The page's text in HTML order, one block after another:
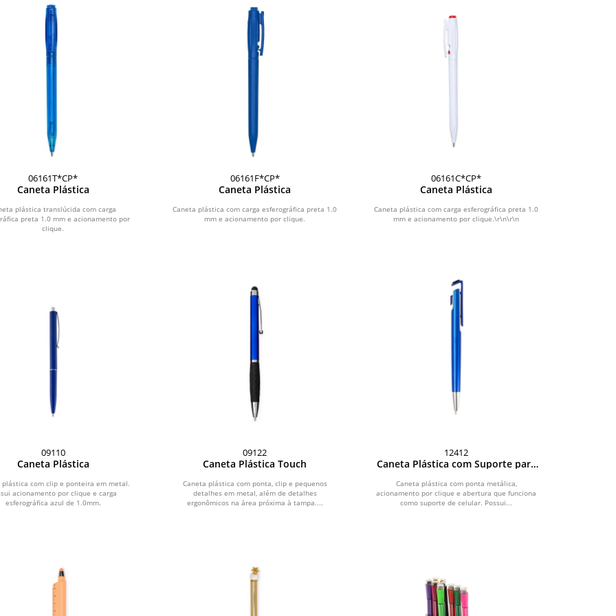
06161T*CP*
Caneta Plástica
plástica translúcida com carga
preta 1.0 mm e acionamento por
clique.
06161F*CP*
Caneta Plástica
Caneta plástica com carga esferográfica preta 1.0
mm e acionamento por clique.
06161C*CP*
Caneta Plástica
Caneta plástica com carga esferográfica preta 1.0
mm e acionamento por clique.\r\n\r\n
09110
Caneta Plástica
plástica com clip e ponteira em metal.
acionamento por clique e carga
esferográfica azul de 1.0mm.
09122
Caneta Plástica Touch
Caneta plástica com ponta, clip e pequenos
detalhes em metal, além de detalhes
ergonômicos na área próxima à tampa....
12412
Caneta Plástica com Suporte para
Caneta plástica com ponta metálica,
acionamento por clique e abertura que funciona
como suporte de celular. Possui...